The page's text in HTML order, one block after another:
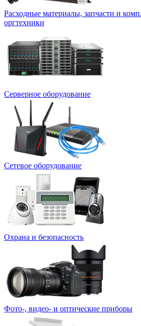
Расходные материалы, запчасти и
оргтехники
Серверное оборудование
Сетевое оборудование
Охрана и безопасность
Фото-, видео- и оптические приборы